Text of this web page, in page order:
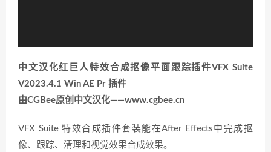
中文汉化红巨人特效合成抠像平面跟踪插件VFX Suite
V2023.4.1 Win AE Pr 插件
由CGBee原创中文汉化——www.cgbee.cn
VFX Suite 特效合成插件套装能在After Effects中完成抠
像、跟踪、清理和视觉效果合成效果。